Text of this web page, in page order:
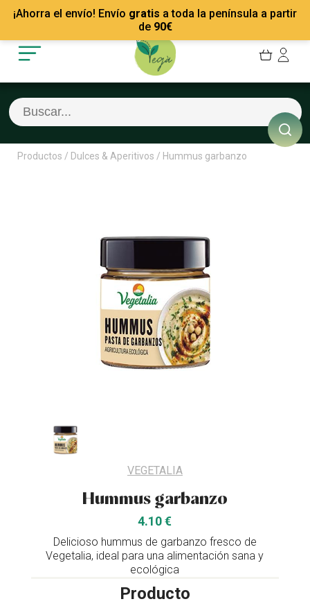
¡Ahorra el envío! Envío gratis a toda la península a partir
de 90€
Mis Pedidos
Mis favoritos
Cerrar sesión
Recetas
Empresas
Contacto
Productos / Dulces & Aperitivos / Hummus garbanzo
VEGETALIA
Hummus garbanzo
4.10 €
Delicioso hummus de garbanzo fresco de
Vegetalia, ideal para una alimentación sana y
ecológica
Producto